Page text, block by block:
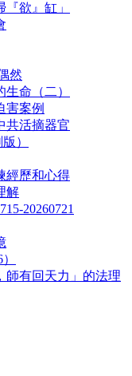
欲』缸」
然
命（二）
害案例
共活摘器官
）
經歷和心得
解
20260721
師有回天力」的法理